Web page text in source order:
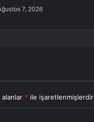
7, 2026
* ile işaretlenmişlerdir